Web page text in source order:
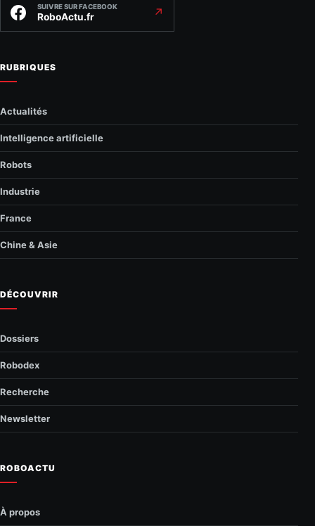
SUIVRE SUR FACEBOOK
RoboActu.fr ↗
RUBRIQUES
Actualités
Intelligence artificielle
Robots
Industrie
France
Chine & Asie
DÉCOUVRIR
Dossiers
Robodex
Recherche
Newsletter
ROBOACTU
À propos